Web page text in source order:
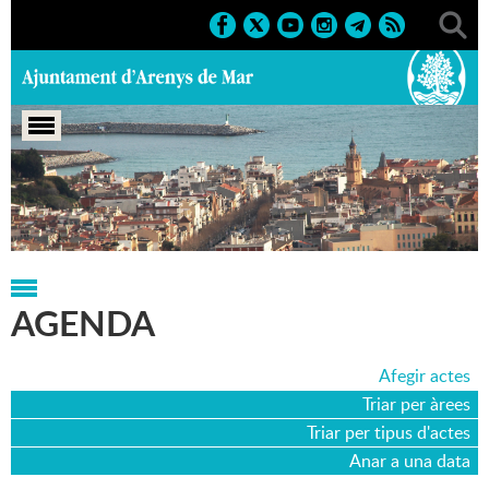
Portada > Agenda > 02-07-2010
AGENDA
Afegir actes
Triar per àrees
Triar per tipus d'actes
Anar a una data